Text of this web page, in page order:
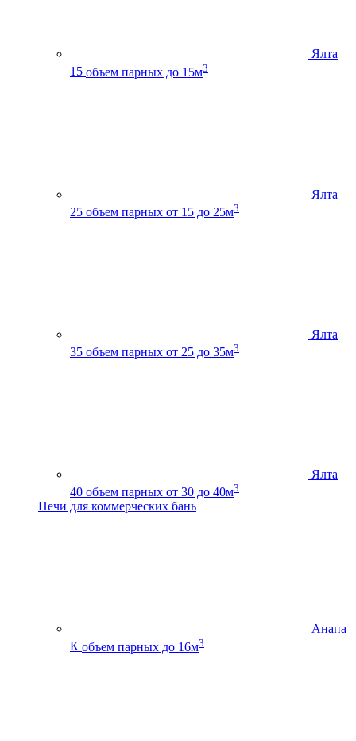
Ялта
15 объем парных до 15м3
Ялта
25 объем парных от 15 до 25м3
Ялта
35 объем парных от 25 до 35м3
Ялта
40 объем парных от 30 до 40м3
Печи для коммерческих бань
Анапа
К объем парных до 16м3